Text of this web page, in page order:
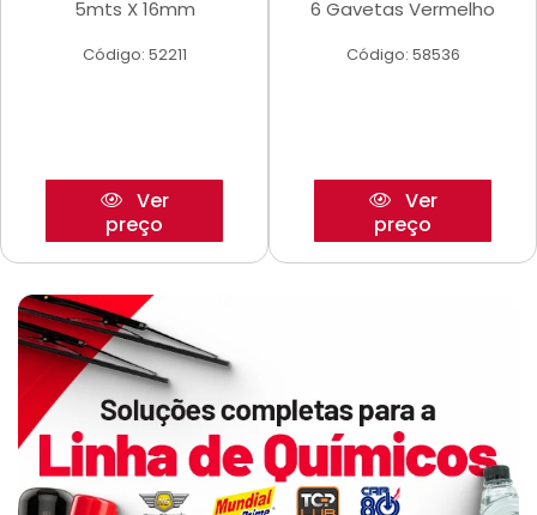
5mts X 16mm
Código: 52211
Ver
preço
6 Gavetas Vermelho
Código: 58536
Ver
preço